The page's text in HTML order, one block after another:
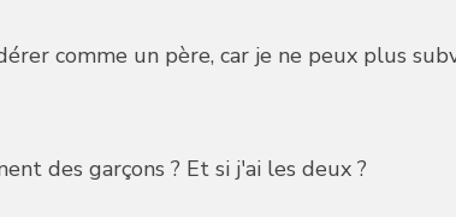
comme un père, car je ne peux plus
des garçons ? Et si j'ai les deux ?